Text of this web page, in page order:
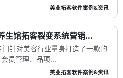
美业拓客软件案例&资讯
生馆拓客裂变系统营销...
针对美容行业量身打造了一款的
员管理、品项...
美业拓客软件案例&资讯